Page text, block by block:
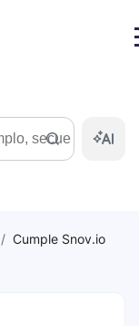
/ Cumple Snov.io